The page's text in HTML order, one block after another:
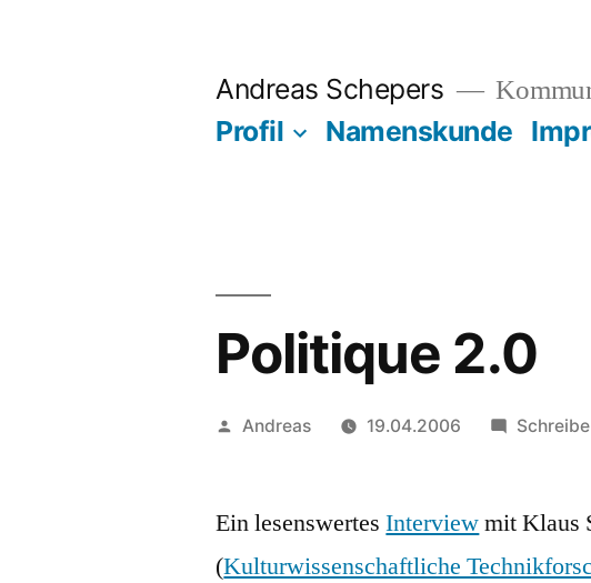
Andreas Schepers
Profil Namenskunde
Politique 2.0
Veröffentlicht
Andreas 19.04.2006
Ein lesenswertesInterviewmit Klaus
(Kulturwissenschaftliche